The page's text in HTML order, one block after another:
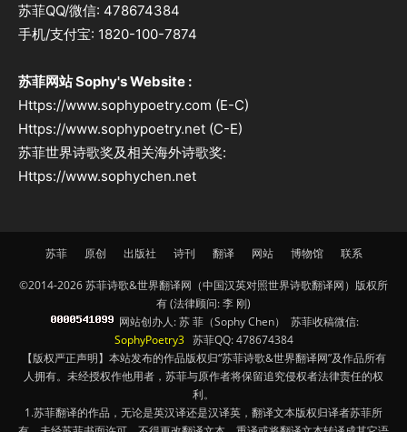
苏菲QQ/微信: 478674384
手机/支付宝: 1820-100-7874
苏菲网站 Sophy's Website :
Https://www.sophypoetry.com (E-C)
Https://www.sophypoetry.net (C-E)
苏菲世界诗歌奖及相关海外诗歌奖:
Https://www.sophychen.net
苏菲 原创 出版社 诗刊 翻译 网站 博物馆 联系
©2014-2026 苏菲诗歌&世界翻译网（中国汉英对照世界诗歌翻译网）版权所
有 (法律顾问: 李 刚)
网站创办人: 苏 菲（Sophy Chen） 苏菲收稿微信:
SophyPoetry3苏菲QQ: 478674384
【版权严正声明】本站发布的作品版权归“苏菲诗歌&世界翻译网”及作品所有
人拥有。未经授权作他用者，苏菲与原作者将保留追究侵权者法律责任的权
利。
1.苏菲翻译的作品，无论是英汉译还是汉译英，翻译文本版权归译者苏菲所